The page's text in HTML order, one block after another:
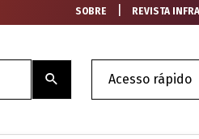
SOBRE REVISTA